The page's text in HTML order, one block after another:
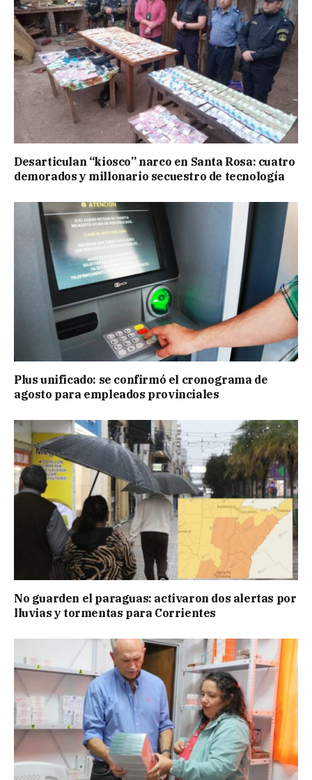
Desarticulan “kiosco” narco en Santa Rosa: cuatro
demorados y millonario secuestro de tecnología
Plus unificado: se confirmó el cronograma de
agosto para empleados provinciales
No guarden el paraguas: activaron dos alertas por
lluvias y tormentas para Corrientes